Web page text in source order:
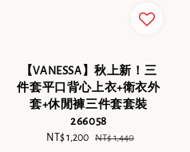
【VANESSA】秋上新！三
件套平口背心上衣+衛衣外
套+休閒褲三件套套裝
266058
Sale
NT$ 1,200 Regular
NT$ 1,440